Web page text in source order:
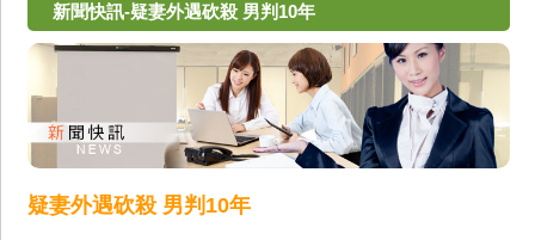
新聞快訊-疑妻外遇砍殺 男判10年
疑妻外遇砍殺 男判10年